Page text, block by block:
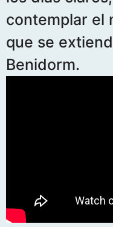
contemplar el
que se
Benidorm.